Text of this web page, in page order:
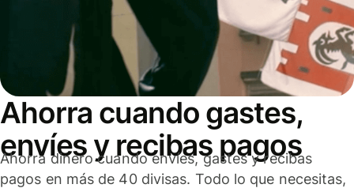
Ahorra cuando gastes,
envíes y recibas pagos
Ahorra dinero cuando envíes, gastes y recibas
pagos en más de 40 divisas. Todo lo que necesitas,